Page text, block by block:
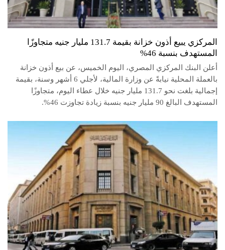
المركزي يبيع أذون خزانة بقيمة 131.7 مليار جنيه متجاوزًا
المستهدف بنسبة 46%
أعلن البنك المركزي المصري، اليوم الخميس، عن بيع أذون خزانة
بالعملة المحلية نيابةً عن وزارة المالية، لأجلي 6 أشهر وسنة، بقيمة
إجمالية بلغت نحو 131.7 مليار جنيه خلال عطاء اليوم، متجاوزًا
المستهدف البالغ 90 مليار جنيه بنسبة زيادة تجاوزت 46%.